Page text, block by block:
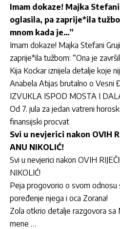
Imam dokaze! Majka
oglasila, pa zaprije*ila
mnom kada je…”
Imam dokaze! Majka Stefani
zaprije*ila tužbom: “Ona je
Kija Kockar iznijela detalje koje
Anabela Atijas brutalno o Vesni
IZVUKLA ISPOD MOSTA I
Od 7. jula za jedan vatreni
finansijski procvat
Svi u nevjerici nakon OVIH
ANU NIKOLIĆ!
Svi u nevjerici nakon OVIH
NIKOLIĆ!
Peja progovorio o svom odnosu
poređenje njega i oca Zorana!
Zola otkrio detalje razgovora sa
mene …